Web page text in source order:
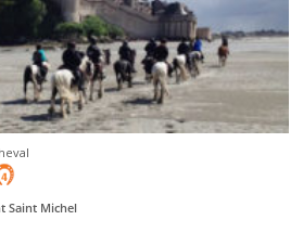
Saint Michel